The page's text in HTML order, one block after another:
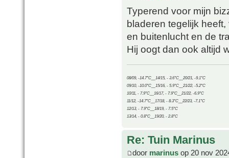
Typerend voor mijn
bladeren tegelijk
en buitenlucht en de
Hij oogt dan ook altijd
08/09, -14.7°C__14/15, - 3.6°C__20/21, -9.1°C
09/10, -10.0°C__15/16, - 5.9°C__21/22, -5.2°C
10/11, - 7.9°C__16/17, - 7.9°C__21/22, -6.9°C
11/12, -14.7°C__17/18, - 8.3°C__22/23, -7.1°C
12/13, - 7.9°C__18/19, - 7.5°C
13/14, - 0.8°C__19/20, - 2.8°C
Re: Tuin Marinus
door marinus op 20 nov